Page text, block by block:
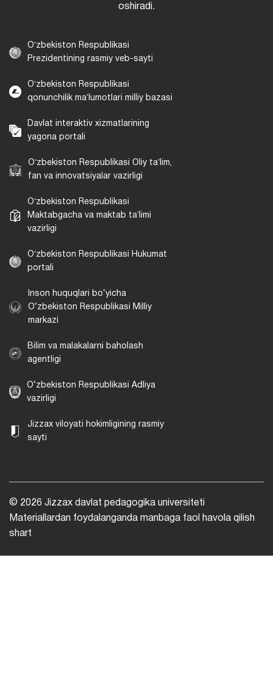
oshiradi.
Oʻzbekiston Respublikasi
Prezidentining rasmiy veb-sayti
Oʻzbekiston Respublikasi
qonunchilik maʼlumotlari milliy bazasi
Davlat interaktiv xizmatlarining
yagona portali
Oʻzbekiston Respublikasi Oliy taʼlim,
fan va innovatsiyalar vazirligi
Oʻzbekiston Respublikasi
Maktabgacha va maktab taʼlimi
vazirligi
Oʻzbekiston Respublikasi Hukumat
portali
Inson huquqlari bo‘yicha
O‘zbekiston Respublikasi Milliy
markazi
Bilim va malakalarni baholash
agentligi
O‘zbekiston Respublikasi Adliya
vazirligi
Jizzax viloyati hokimligining rasmiy
sayti
© 2026 Jizzax davlat pedagogika universiteti
Materiallardan foydalanganda manbaga faol havola qilish
shart